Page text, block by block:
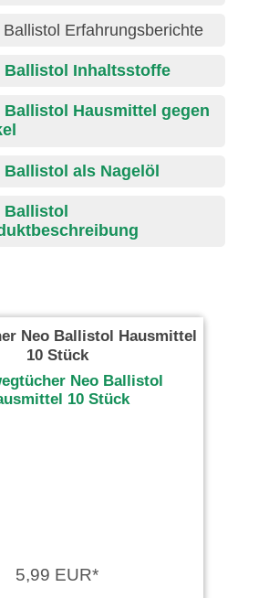
Ballistol Erfahrungsberichte
Ballistol Inhaltsstoffe
Ballistol Hausmittel gegen
Ballistol als Nagelöl
Ballistol
Neo Ballistol Hausmittel
10 Stück
5,99 EUR*